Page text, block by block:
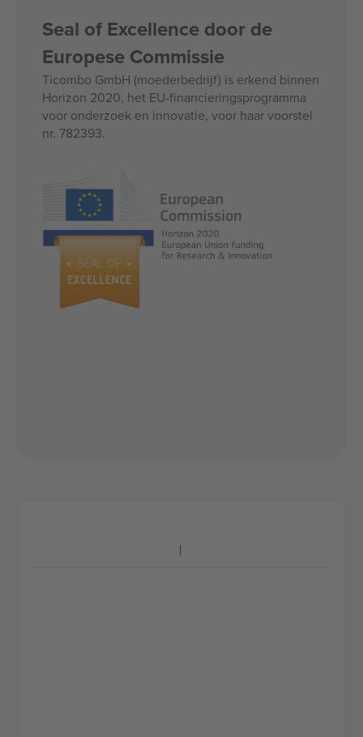
Seal of Excellence door de
Europese Commissie
Ticombo GmbH (moederbedrijf) is erkend binnen
Horizon 2020, het EU-financieringsprogramma
voor onderzoek en innovatie, voor haar voorstel
nr. 782393.